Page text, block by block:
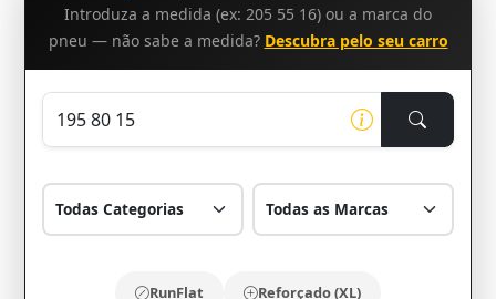
Introduza a medida (ex: 205 55 16) ou a marca do
pneu — não sabe a medida? Descubra pelo seu carro
RunFlat Reforçado (XL)